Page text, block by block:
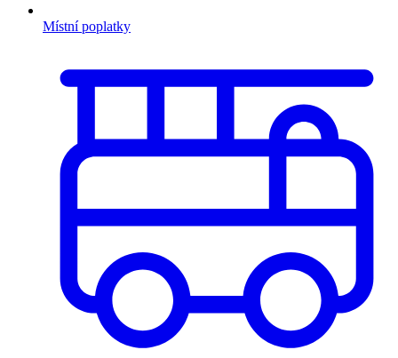
Místní poplatky